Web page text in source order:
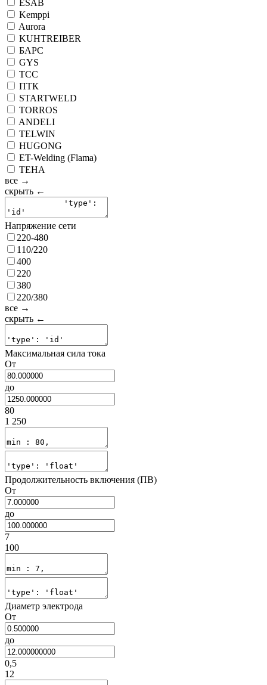
ESAB
Kemppi
Aurora
KUHTREIBER
БАРС
GYS
ТСС
ПТК
STARTWELD
TORROS
ANDELI
TELWIN
HUGONG
ET-Welding (Flama)
ТЕНА
все →
скрыть ←
Напряжение сети
220-480
110/220
400
220
380
220/380
все →
скрыть ←
Максимальная сила тока
От
до
80
1 250
Продолжительность включения (ПВ)
От
до
7
100
Диаметр электрода
От
до
0,5
12